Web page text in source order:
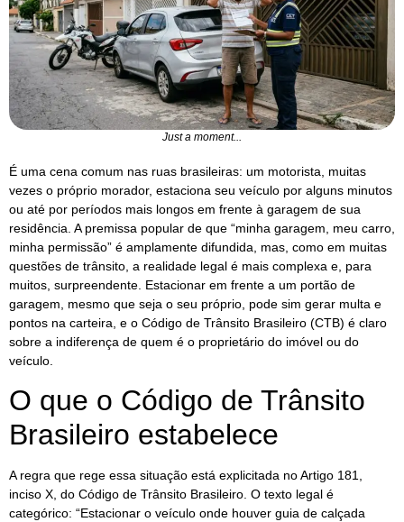
Just a moment...
É uma cena comum nas ruas brasileiras: um motorista, muitas
vezes o próprio morador, estaciona seu veículo por alguns minutos
ou até por períodos mais longos em frente à garagem de sua
residência. A premissa popular de que “minha garagem, meu carro,
minha permissão” é amplamente difundida, mas, como em muitas
questões de trânsito, a realidade legal é mais complexa e, para
muitos, surpreendente. Estacionar em frente a um portão de
garagem, mesmo que seja o seu próprio, pode sim gerar multa e
pontos na carteira, e o Código de Trânsito Brasileiro (CTB) é claro
sobre a indiferença de quem é o proprietário do imóvel ou do
veículo.
O que o Código de Trânsito
Brasileiro estabelece
A regra que rege essa situação está explicitada no Artigo 181,
inciso X, do Código de Trânsito Brasileiro. O texto legal é
categórico: “Estacionar o veículo onde houver guia de calçada